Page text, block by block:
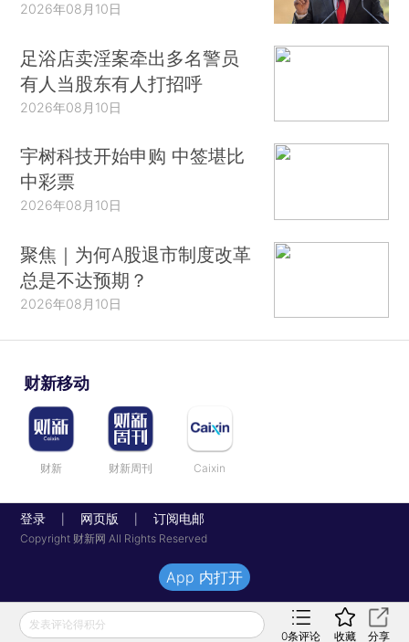
2026年08月10日
足浴店卖淫案牵出多名警员
有人当股东有人打招呼
2026年08月10日
宇树科技开始申购 中签堪比
中彩票
2026年08月10日
聚焦｜为何A股退市制度改革
总是不达预期？
2026年08月10日
财新移动
财新 财新周刊 Caixin
登录 网页版 订阅电邮
Copyright 财新网 All Rights Reserved
发表评论得积分
0条评论 收藏 分享
App 内打开